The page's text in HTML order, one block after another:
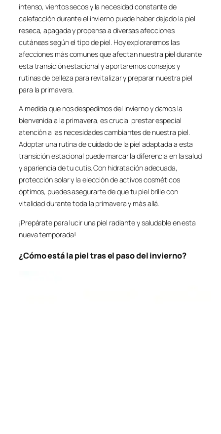
intenso, vientos secos y la necesidad constante de
calefacción durante el invierno puede haber dejado la piel
reseca, apagada y propensa a diversas afecciones
cutáneas según el tipo de piel. Hoy exploraremos las
afecciones más comunes que afectan nuestra piel durante
esta transición estacional y aportaremos consejos y
rutinas de belleza para revitalizar y preparar nuestra piel
para la primavera.
A medida que nos despedimos del invierno y damos la
bienvenida a la primavera, es crucial prestar especial
atención a las necesidades cambiantes de nuestra piel.
Adoptar una rutina de cuidado de la piel adaptada a esta
transición estacional puede marcar la diferencia en la salud
y apariencia de tu cutis. Con hidratación adecuada,
protección solar y la elección de activos cosméticos
óptimos, puedes asegurarte de que tu piel brille con
vitalidad durante toda la primavera y más allá.
¡Prepárate para lucir una piel radiante y saludable en esta
nueva temporada!
¿Cómo está la piel tras el paso del invierno?